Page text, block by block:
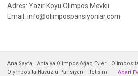
Adres: Yazır Köyü Olimpos Mevkii
Email: info@olimpospansiyonlar.com
Ana Sayfa Antalya Olimpos Ağaç Evler
Olympos’ta Havuzlu Pansiyon
İletişim
Apart